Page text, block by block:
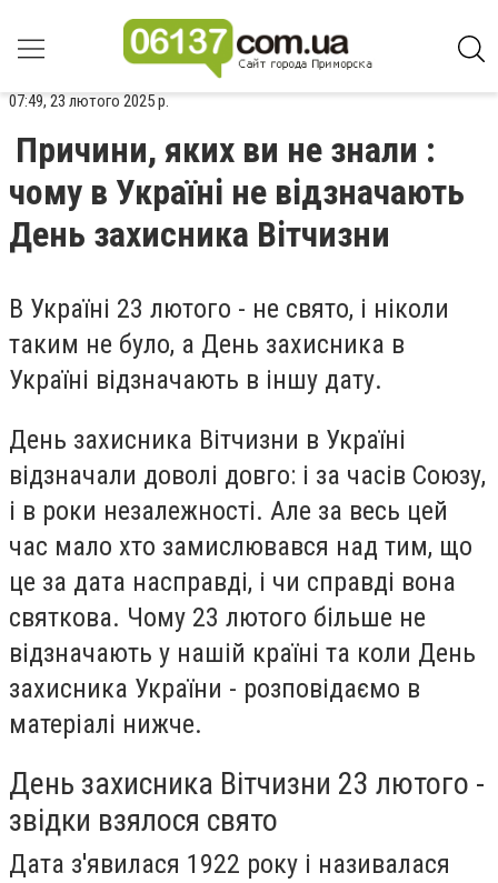
07:49, 23 лютого 2025 р.
Причини, яких ви не знали :
чому в Україні не відзначають
День захисника Вітчизни
В Україні 23 лютого - не свято, і ніколи
таким не було, а День захисника в
Україні відзначають в іншу дату.
День захисника Вітчизни в Україні
відзначали доволі довго: і за часів Союзу,
і в роки незалежності. Але за весь цей
час мало хто замислювався над тим, що
це за дата насправді, і чи справді вона
святкова. Чому 23 лютого більше не
відзначають у нашій країні та коли День
захисника України - розповідаємо в
матеріалі нижче.
День захисника Вітчизни 23 лютого -
звідки взялося свято
Дата з'явилася 1922 року і називалася